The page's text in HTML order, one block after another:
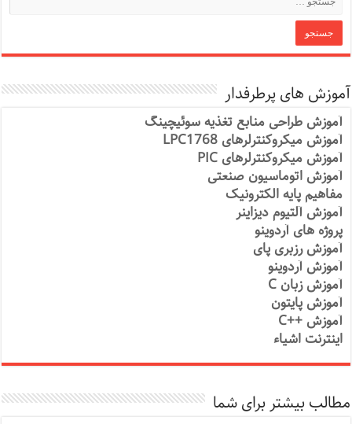
آموزش های پرطرفدار
آموزش طراحی منابع تغذیه سوئیچینگ
آموزش میکروکنترلرهای LPC1768
آموزش میکروکنترلرهای PIC
آموزش اتوماسیون صنعتی
مفاهیم پایه الکترونیک
آموزش آلتیوم دیزاینر
پروژه های آردوینو
آموزش رزبری پای
آموزش آردوینو
آموزش زبان C
آموزش پایتون
آموزش ++C
اینترنت اشیاء
مطالب بیشتر برای شما